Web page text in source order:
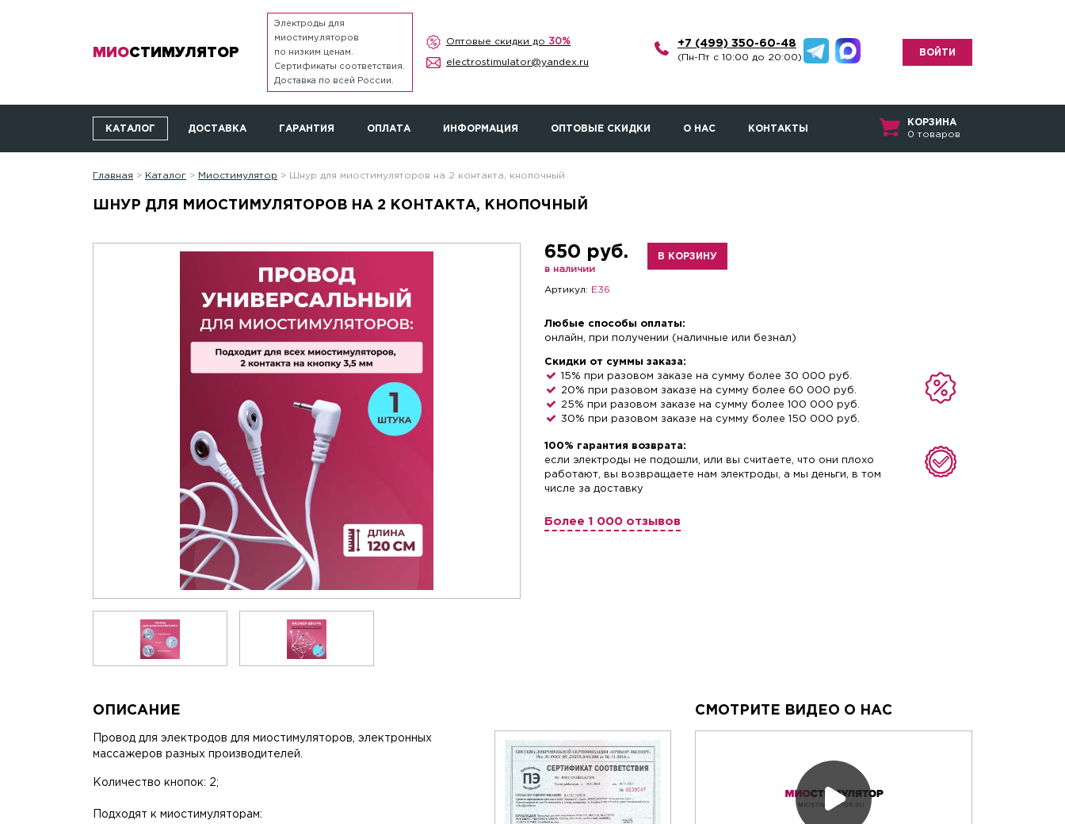
МИОСТИМУЛЯТОР
Электроды для
миостимуляторов
по низким ценам.
Сертификаты соответствия.
Доставка по всей России.
Оптовые скидки до 30%
electrostimulator@yandex.ru
+7 (499) 350-60-48
(Пн-Пт с 10:00 до 20:00) ВОЙТИ
КАТАЛОГ ДОСТАВКА ГАРАНТИЯ ОПЛАТА ИНФОРМАЦИЯ ОПТОВЫЕ СКИДКИ О НАС КОНТАКТЫ
КОРЗИНА
0 товаров
Главная > Каталог > Миостимулятор > Шнур для миостимуляторов на 2 контакта, кнопочный
ШНУР ДЛЯ МИОСТИМУЛЯТОРОВ НА 2 КОНТАКТА, КНОПОЧНЫЙ
650 руб.
в наличии
В КОРЗИНУ
Артикул: E36
Любые способы оплаты:
онлайн, при получении (наличные или безнал)
Скидки от суммы заказа:
15% при разовом заказе на сумму более 30 000 руб.
20% при разовом заказе на сумму более 60 000 руб.
25% при разовом заказе на сумму более 100 000 руб.
30% при разовом заказе на сумму более 150 000 руб.
100% гарантия возврата:
если электроды не подошли, или вы считаете, что они плохо
работают, вы возвращаете нам электроды, а мы деньги, в том
числе за доставку
Более 1 000 отзывов
ОПИСАНИЕ
Провод для электродов для миостимуляторов, электронных
массажеров разных производителей.
Количество кнопок: 2;
Подходят к миостимуляторам:
СМОТРИТЕ ВИДЕО О НАС